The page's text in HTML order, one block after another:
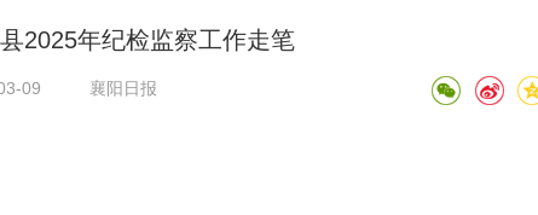
2025年纪检监察工作走笔
09 襄阳日报